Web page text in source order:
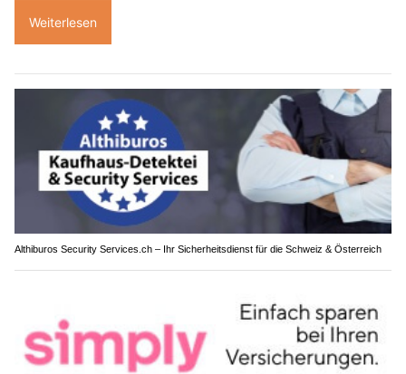
Weiterlesen
Althiburos Security Services.ch – Ihr Sicherheitsdienst für die Schweiz & Österreich